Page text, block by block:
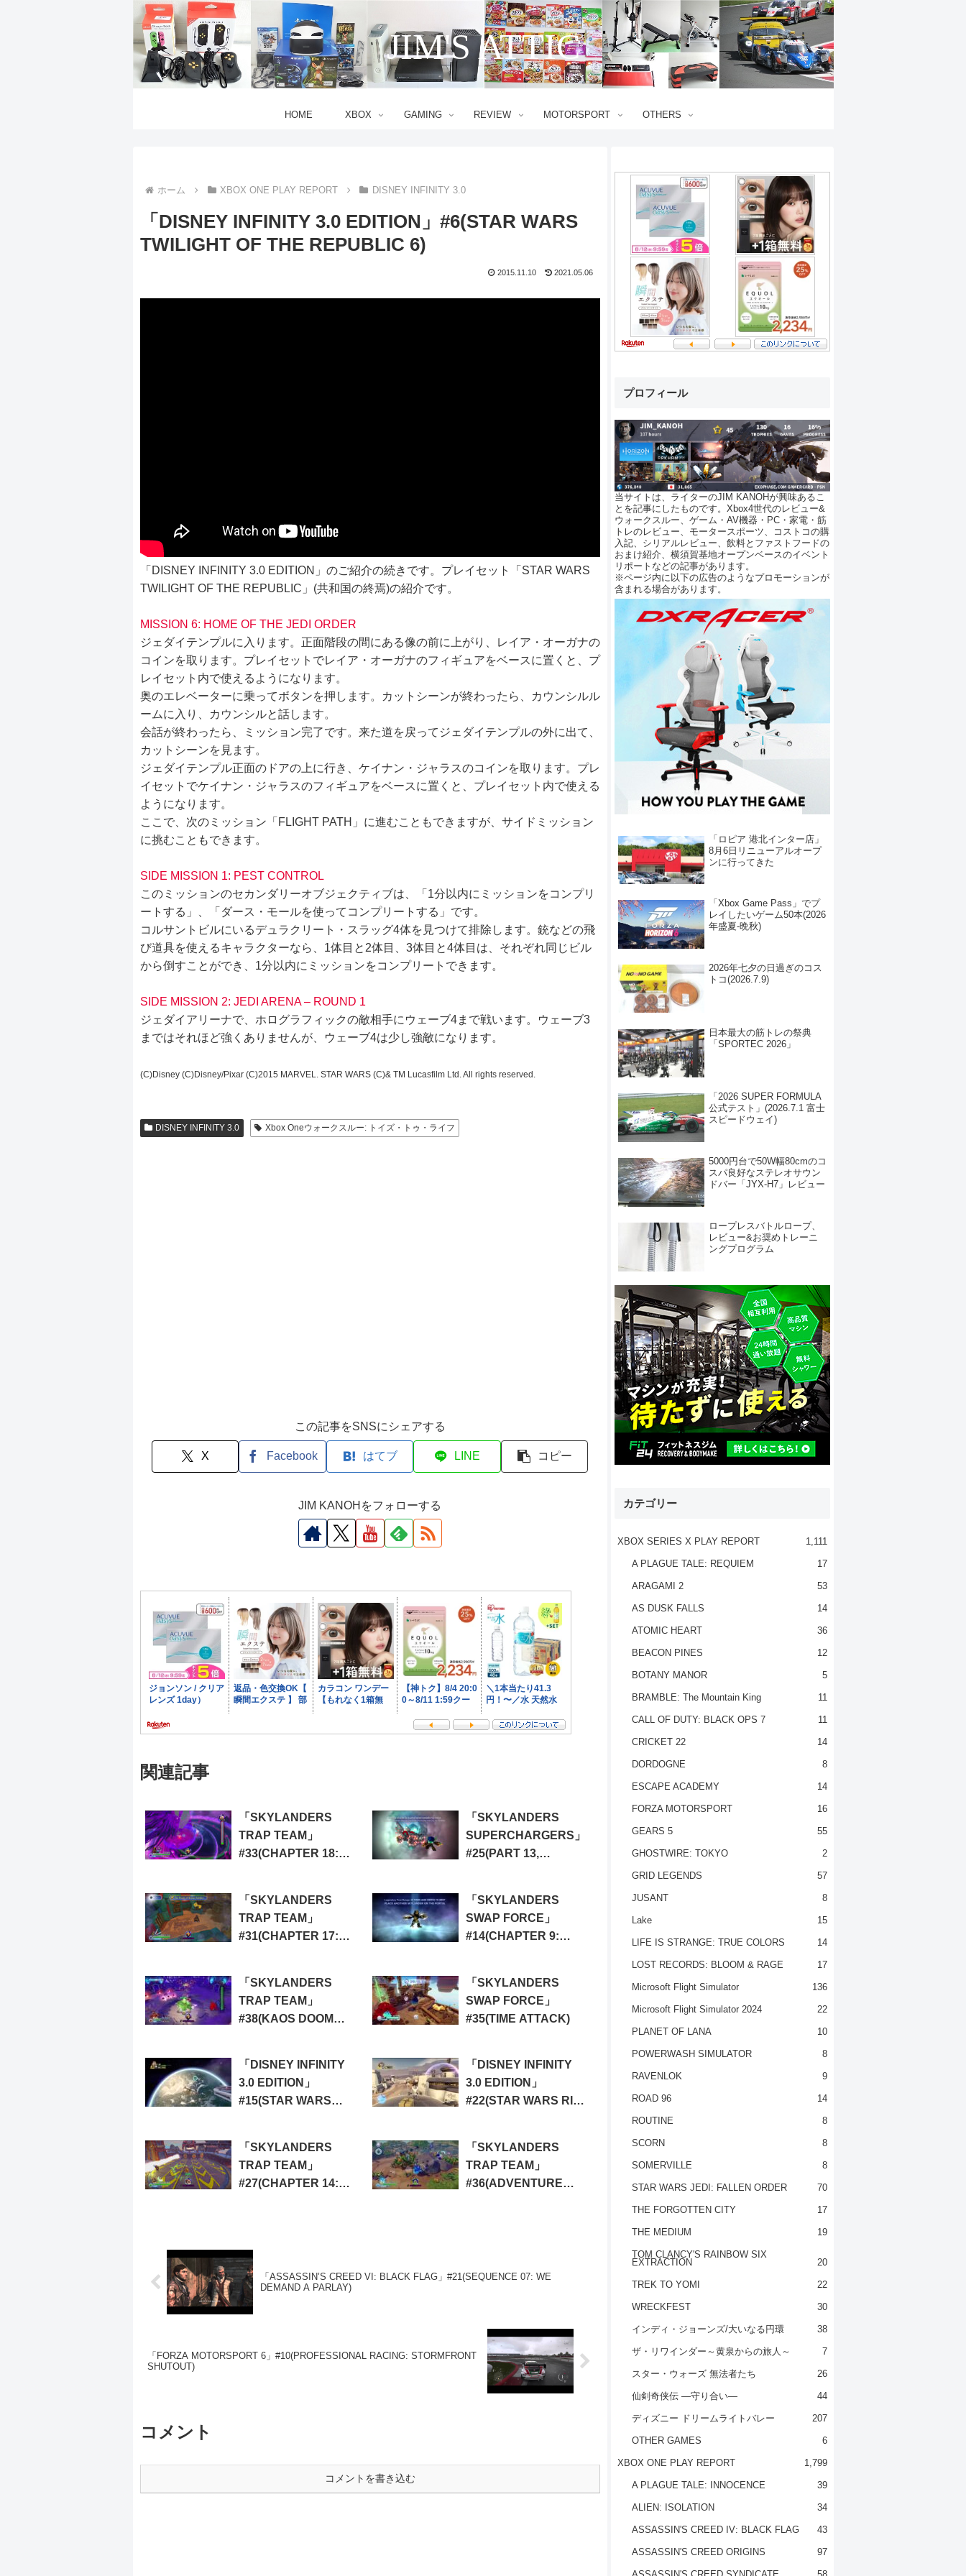
JIM'S ATTIC
HOME XBOX GAMING REVIEW MOTORSPORT OTHERS
ホーム XBOX ONE PLAY REPORT DISNEY INFINITY 3.0
「DISNEY INFINITY 3.0 EDITION」#6(STAR WARS
TWILIGHT OF THE REPUBLIC 6)
2015.11.10 2021.05.06
「DISNEY INFINITY 3.0 EDITION」のご紹介の続きです。プレイセット「STAR WARS
TWILIGHT OF THE REPUBLIC」(共和国の終焉)の紹介です。
MISSION 6: HOME OF THE JEDI ORDER
ジェダイテンプルに入ります。正面階段の間にある像の前に上がり、レイア・オーガナの
コインを取ります。プレイセットでレイア・オーガナのフィギュアをベースに置くと、プ
レイセット内で使えるようになります。
奥のエレベーターに乗ってボタンを押します。カットシーンが終わったら、カウンシルル
ームに入り、カウンシルと話します。
会話が終わったら、ミッション完了です。来た道を戻ってジェダイテンプルの外に出て、
カットシーンを見ます。
ジェダイテンプル正面のドアの上に行き、ケイナン・ジャラスのコインを取ります。プレ
イセットでケイナン・ジャラスのフィギュアをベースに置くと、プレイセット内で使える
ようになります。
ここで、次のミッション「FLIGHT PATH」に進むこともできますが、サイドミッション
に挑むこともできます。
SIDE MISSION 1: PEST CONTROL
このミッションのセカンダリーオブジェクティブは、「1分以内にミッションをコンプリ
ートする」、「ダース・モールを使ってコンプリートする」です。
コルサントビルにいるデュラクリート・スラッグ4体を見つけて排除します。銃などの飛
び道具を使えるキャラクターなら、1体目と2体目、3体目と4体目は、それぞれ同じビル
から倒すことができ、1分以内にミッションをコンプリートできます。
SIDE MISSION 2: JEDI ARENA – ROUND 1
ジェダイアリーナで、ホログラフィックの敵相手にウェーブ4まで戦います。ウェーブ3
まではそれほど強くありませんが、ウェーブ4は少し強敵になります。
(C)Disney (C)Disney/Pixar (C)2015 MARVEL. STAR WARS (C)& TM Lucasfilm Ltd. All rights reserved.
DISNEY INFINITY 3.0 Xbox Oneウォークスルー: トイズ・トゥ・ライフ
この記事をSNSにシェアする
X Facebook はてブ LINE コピー
JIM KANOHをフォローする
関連記事
「SKYLANDERS
TRAP TEAM」
#33(CHAPTER 18:
「SKYLANDERS
SUPERCHARGERS」
#25(PART 13,
「SKYLANDERS
TRAP TEAM」
#31(CHAPTER 17:
「SKYLANDERS
SWAP FORCE」
#14(CHAPTER 9:
「SKYLANDERS
TRAP TEAM」
#38(KAOS DOOM
「SKYLANDERS
SWAP FORCE」
#35(TIME ATTACK)
「DISNEY INFINITY
3.0 EDITION」
#15(STAR WARS
「DISNEY INFINITY
3.0 EDITION」
#22(STAR WARS RISE
「SKYLANDERS
TRAP TEAM」
#27(CHAPTER 14:
「SKYLANDERS
TRAP TEAM」
#36(ADVENTURE
「ASSASSIN’S CREED VI: BLACK FLAG」#21(SEQUENCE 07: WE
DEMAND A PARLAY)
「FORZA MOTORSPORT 6」#10(PROFESSIONAL RACING: STORMFRONT
SHUTOUT)
コメント
コメントを書き込む
プロフィール
当サイトは、ライターのJIM KANOHが興味あるこ
とを記事にしたものです。Xbox4世代のレビュー&
ウォークスルー、ゲーム・AV機器・PC・家電・筋
トレのレビュー、モータースポーツ、コストコの購
入記、シリアルレビュー、飲料とファストフードの
おまけ紹介、横須賀基地オープンベースのイベント
リポートなどの記事があります。
※ページ内に以下の広告のようなプロモーションが
含まれる場合があります。
「ロピア 港北インター店」
8月6日リニューアルオープ
ンに行ってきた
「Xbox Game Pass」でプ
レイしたいゲーム50本(2026
年盛夏-晩秋)
2026年七夕の日過ぎのコス
トコ(2026.7.9)
日本最大の筋トレの祭典
「SPORTEC 2026」
「2026 SUPER FORMULA
公式テスト」(2026.7.1 富士
スピードウェイ)
5000円台で50W幅80cmのコ
スパ良好なステレオサウン
ドバー「JYX-H7」レビュー
ロープレスバトルロープ、
レビュー&お奨めトレーニ
ングプログラム
カテゴリー
XBOX SERIES X PLAY REPORT 1,111
A PLAGUE TALE: REQUIEM 17
ARAGAMI 2 53
AS DUSK FALLS 14
ATOMIC HEART 36
BEACON PINES 12
BOTANY MANOR 5
BRAMBLE: The Mountain King 11
CALL OF DUTY: BLACK OPS 7 11
CRICKET 22 14
DORDOGNE 8
ESCAPE ACADEMY 14
FORZA MOTORSPORT 16
GEARS 5 55
GHOSTWIRE: TOKYO 2
GRID LEGENDS 57
JUSANT 8
Lake 15
LIFE IS STRANGE: TRUE COLORS 14
LOST RECORDS: BLOOM & RAGE 17
Microsoft Flight Simulator 136
Microsoft Flight Simulator 2024 22
PLANET OF LANA 10
POWERWASH SIMULATOR 8
RAVENLOK 9
ROAD 96 14
ROUTINE 8
SCORN 8
SOMERVILLE 8
STAR WARS JEDI: FALLEN ORDER 70
THE FORGOTTEN CITY 17
THE MEDIUM 19
TOM CLANCY'S RAINBOW SIX
EXTRACTION 20
TREK TO YOMI 22
WRECKFEST 30
インディ・ジョーンズ/大いなる円環 38
ザ・リワインダー～黄泉からの旅人～ 7
スター・ウォーズ 無法者たち 26
仙剣奇侠伝 ―守り合い― 44
ディズニー ドリームライトバレー 207
OTHER GAMES 6
XBOX ONE PLAY REPORT 1,799
A PLAGUE TALE: INNOCENCE 39
ALIEN: ISOLATION 34
ASSASSIN'S CREED IV: BLACK FLAG 43
ASSASSIN'S CREED ORIGINS 97